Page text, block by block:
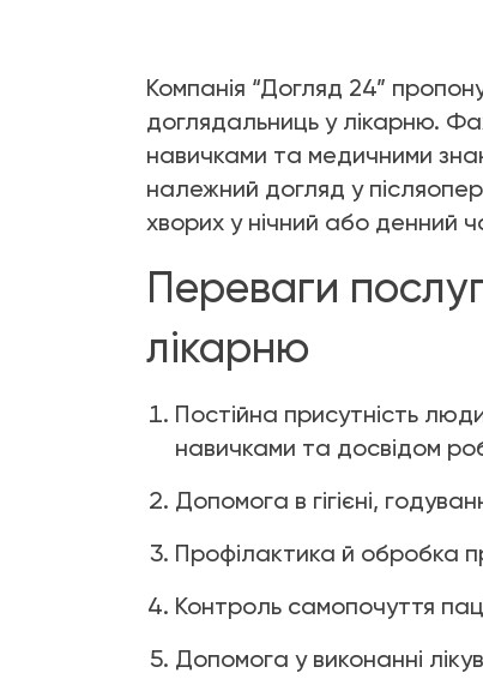
Компанія “Догляд 24”
доглядальниць у лікарню.
навичками та медичними
належний догляд у
хворих у нічний або денний
Переваги
лікарню
Постійна присутність
навичками та досвідом
Допомога в гігієні,
Профілактика й обробка
Контроль самопочуття
Допомога у виконанні